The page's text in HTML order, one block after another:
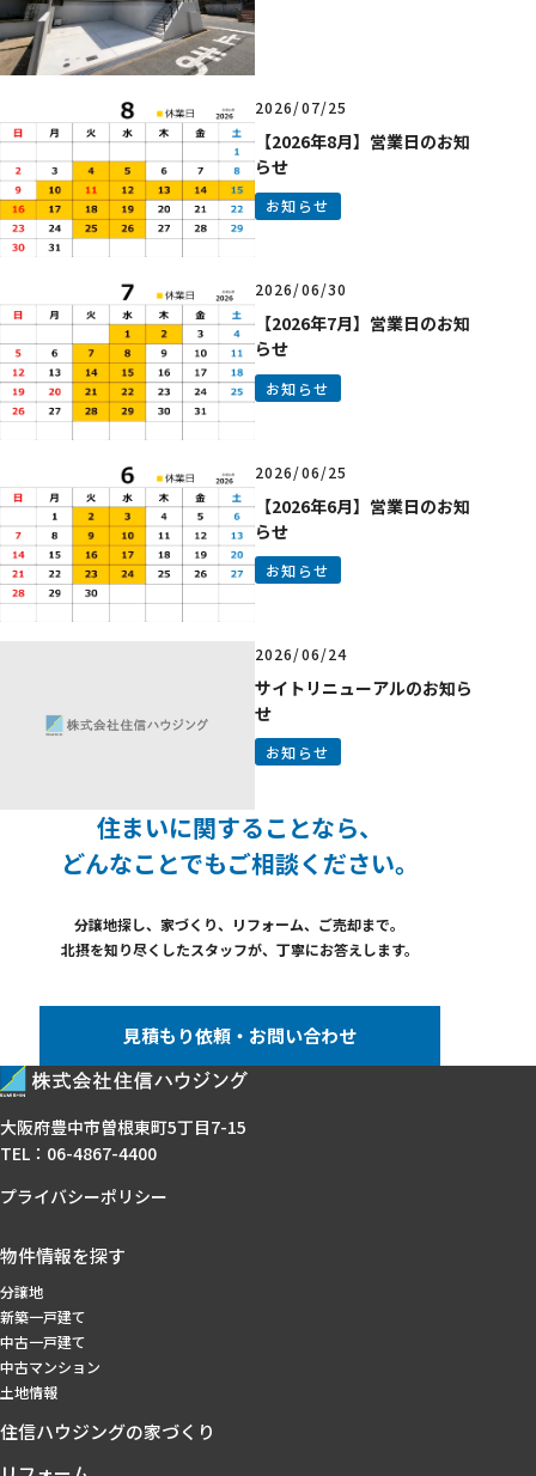
2026/07/25
【2026年8月】営業日のお知
らせ
お知らせ
2026/06/30
【2026年7月】営業日のお知
らせ
お知らせ
2026/06/25
【2026年6月】営業日のお知
らせ
お知らせ
2026/06/24
サイトリニューアルのお知ら
せ
お知らせ
住まいに関することなら、
どんなことでもご相談ください。
分譲地探し、家づくり、 リフォーム、ご売却まで。
北摂を知り尽くしたスタッフが、 丁寧にお答えします。
見積もり依頼・お問い合わせ
大阪府豊中市曽根東町5丁目7-15
TEL： 06-4867-4400
プライバシーポリシー
物件情報を探す
分譲地
新築一戸建て
中古一戸建て
中古マンション
土地情報
住信ハウジングの家づくり